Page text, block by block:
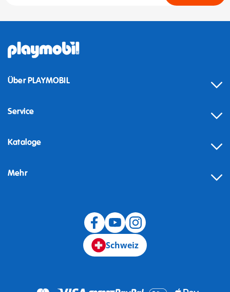
Über PLAYMOBIL
Service
Kataloge
Mehr
Schweiz